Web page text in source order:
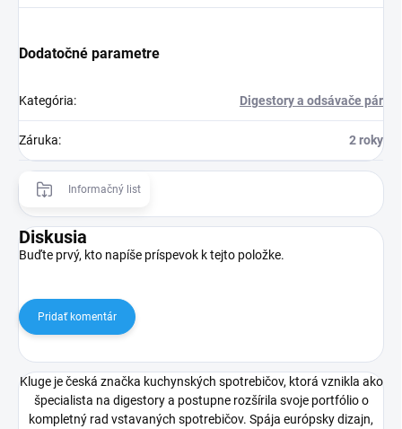
Dodatočné parametre
Kategória: Digestory a odsávače pár
Záruka: 2 roky
Informačný list
Diskusia
Buďte prvý, kto napíše príspevok k tejto položke.
Pridať komentár
Kluge je česká značka kuchynských spotrebičov, ktorá vznikla ako
špecialista na digestory a postupne rozšírila svoje portfólio o
kompletný rad vstavaných spotrebičov. Spája európsky dizajn,